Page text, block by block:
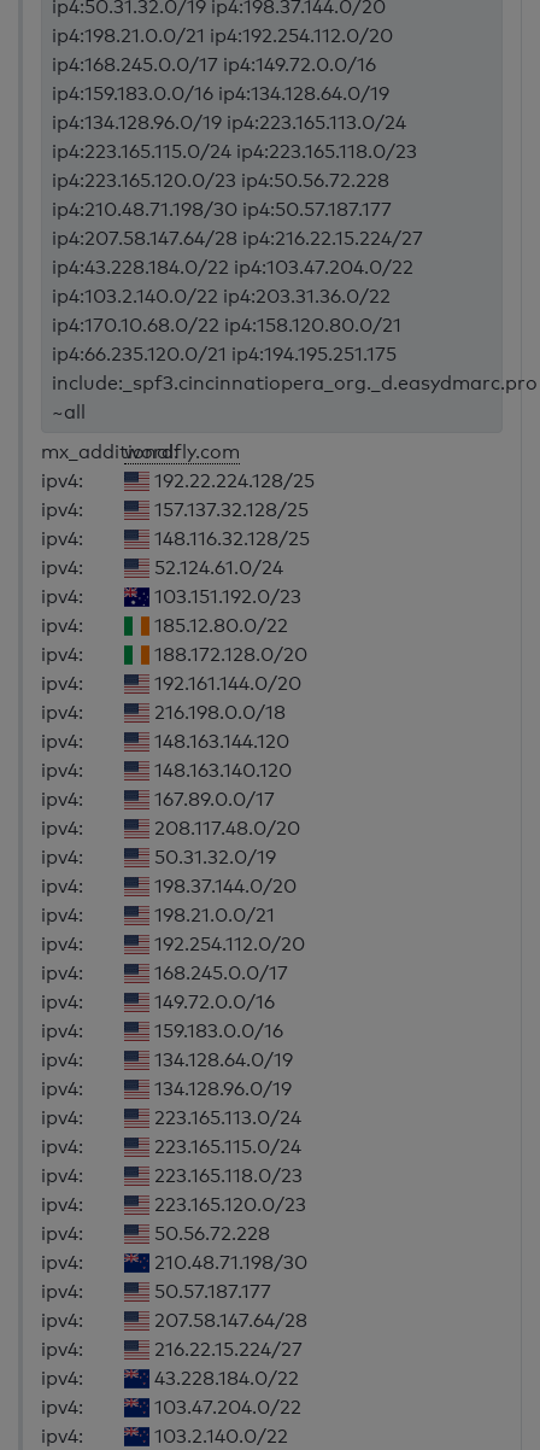
ip4:50.31.32.0/19 ip4:198.37.144.0/20
ip4:198.21.0.0/21 ip4:192.254.112.0/20
ip4:168.245.0.0/17 ip4:149.72.0.0/16
ip4:159.183.0.0/16 ip4:134.128.64.0/19
ip4:134.128.96.0/19 ip4:223.165.113.0/24
ip4:223.165.115.0/24 ip4:223.165.118.0/23
ip4:223.165.120.0/23 ip4:50.56.72.228
ip4:210.48.71.198/30 ip4:50.57.187.177
ip4:207.58.147.64/28 ip4:216.22.15.224/27
ip4:43.228.184.0/22 ip4:103.47.204.0/22
ip4:103.2.140.0/22 ip4:203.31.36.0/22
ip4:170.10.68.0/22 ip4:158.120.80.0/21
ip4:66.235.120.0/21 ip4:194.195.251.175
include:_spf3.cincinnatiopera_org._d.easydmarc.pro
~all
mx_additional:wordfly.com
ipv4:
192.22.224.128/25
ipv4:
157.137.32.128/25
ipv4:
148.116.32.128/25
ipv4:
52.124.61.0/24
ipv4:
103.151.192.0/23
ipv4:
185.12.80.0/22
ipv4:
188.172.128.0/20
ipv4:
192.161.144.0/20
ipv4:
216.198.0.0/18
ipv4:
148.163.144.120
ipv4:
148.163.140.120
ipv4:
167.89.0.0/17
ipv4:
208.117.48.0/20
ipv4:
50.31.32.0/19
ipv4:
198.37.144.0/20
ipv4:
198.21.0.0/21
ipv4:
192.254.112.0/20
ipv4:
168.245.0.0/17
ipv4:
149.72.0.0/16
ipv4:
159.183.0.0/16
ipv4:
134.128.64.0/19
ipv4:
134.128.96.0/19
ipv4:
223.165.113.0/24
ipv4:
223.165.115.0/24
ipv4:
223.165.118.0/23
ipv4:
223.165.120.0/23
ipv4:
50.56.72.228
ipv4:
210.48.71.198/30
ipv4:
50.57.187.177
ipv4:
207.58.147.64/28
ipv4:
216.22.15.224/27
ipv4:
43.228.184.0/22
ipv4:
103.47.204.0/22
ipv4:
103.2.140.0/22